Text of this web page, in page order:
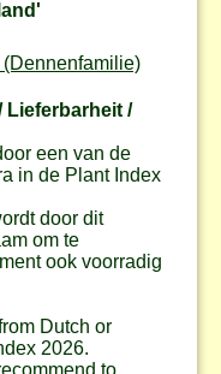
Lieferbarheit /
een van de
in de Plant Index
door dit
om te
ook voorradig
Dutch or
2026.
to